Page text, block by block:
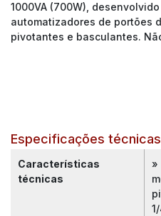
1000VA (700W),
automatizadores de portões
pivotantes e basculantes.
Especificações técnicas
Características
técnicas
»